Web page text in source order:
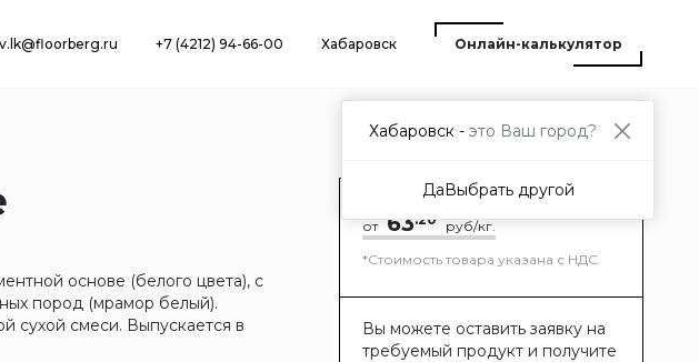
+7 (4212) 94-66-00 Хабаровск Онлайн-калькулятор
основе (белого цвета), с
пород (мрамор белый).
сухой смеси. Выпускается в
от 63.20 руб/кг.
*Стоимость товара указана с НДС.
Вы можете оставить заявку на
требуемый продукт и получите
Хабаровск - это Ваш город?
ДаВыбрать другой